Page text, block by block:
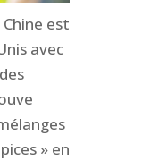
est
avec
» en